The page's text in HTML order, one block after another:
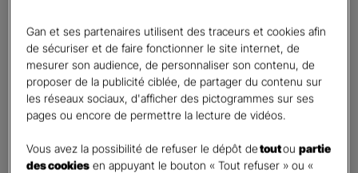
Activité*
Indiquez l'activité professionnelle de votre entreprise
Chiffre d'affaires annuel
Nombre de caractères restants :9 caractères restants
Indiquez un montant annuel en euro, même approximatif.
Gan et ses partenaires utilisent des traceurs et cookies afin
de sécuriser et de faire fonctionner le site internet, de
mesurer son audience, de personnaliser son contenu, de
proposer de la publicité ciblée, de partager du contenu sur
les réseaux sociaux, d'afficher des pictogrammes sur ses
pages ou encore de permettre la lecture de vidéos.
Vous avez la possibilité de refuser le dépôt detoutoupartie
des cookies en appuyant le bouton « Tout refuser » ou «